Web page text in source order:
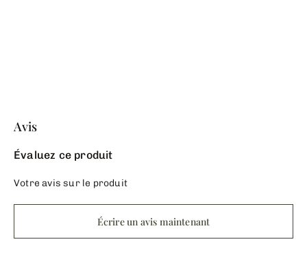
Avis
Évaluez ce produit
Votre avis sur le produit
Écrire un avis maintenant